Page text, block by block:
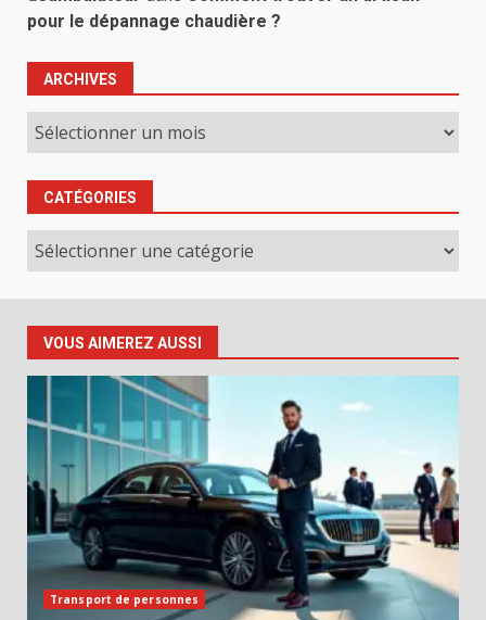
pour le dépannage chaudière ?
ARCHIVES
Archives
CATÉGORIES
Catégories
VOUS AIMEREZ AUSSI
Transport de personnes